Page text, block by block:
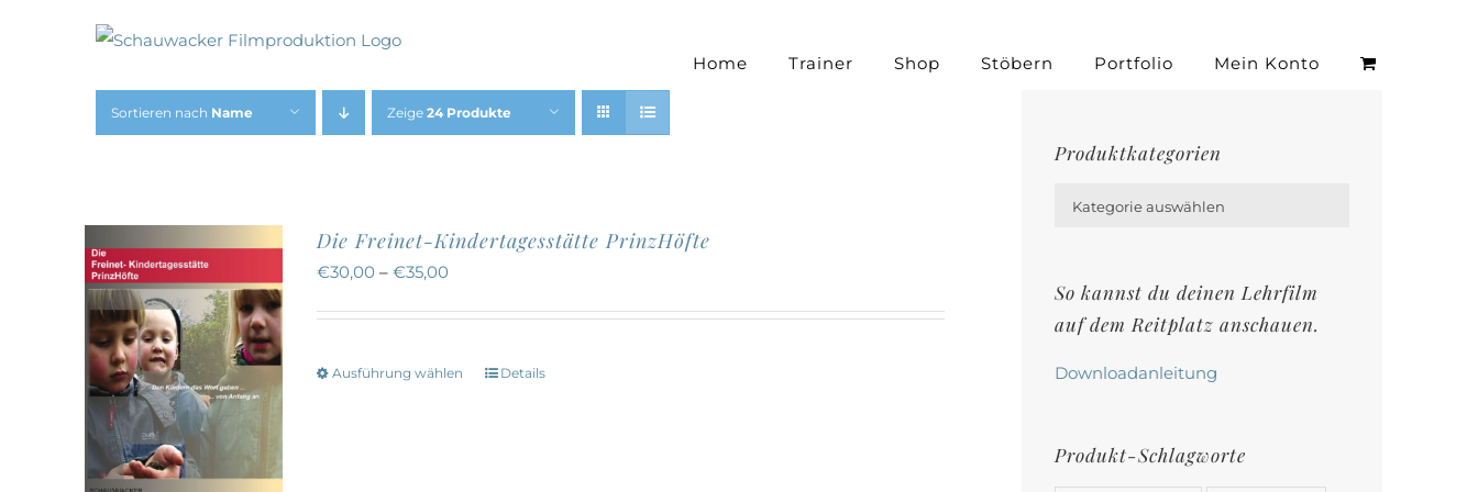
Home Trainer Shop Stöbern Portfolio Mein Konto
Sortieren nach Name Zeige 24 Produkte
Die Freinet-Kindertagesstätte PrinzHöfte
€30,00 –€35,00
Ausführung wählen
Dieses
Details
Produktkategorien
Kategorie auswählen
So kannst du deinen Lehrfilm
auf dem Reitplatz anschauen.
Downloadanleitung
Produkt-Schlagworte